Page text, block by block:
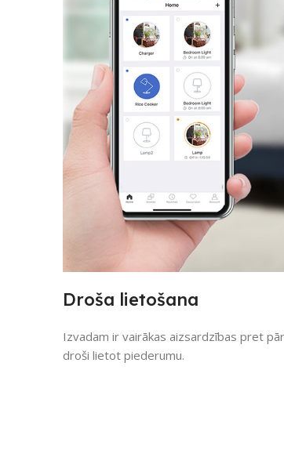
Droša lietošana
Izvadam ir vairākas aizsardzības pret
droši lietot piederumu.